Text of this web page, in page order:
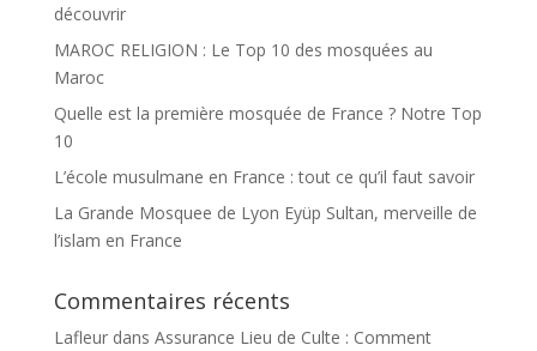
découvrir
MAROC RELIGION : Le Top 10 des mosquées au
Maroc
Quelle est la première mosquée de France ? Notre Top
10
L’école musulmane en France : tout ce qu’il faut savoir
La Grande Mosquee de Lyon Eyüp Sultan, merveille de
l’islam en France
Commentaires récents
Lafleurdans Assurance Lieu de Culte : Comment